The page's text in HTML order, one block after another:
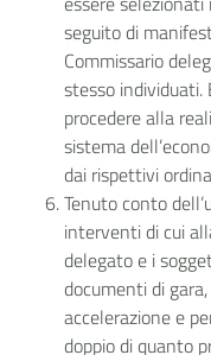
seguito di
Commissario
stesso individuati.
procedere alla
sistema
dai rispettivi
Tenuto conto
interventi di cui
delegato e i
documenti di
accelerazione e
doppio di quanto